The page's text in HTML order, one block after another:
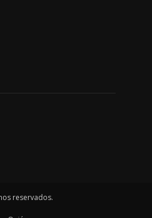
reservados.